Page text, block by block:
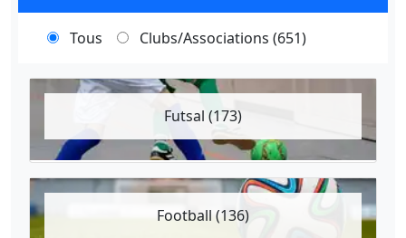
Tous Clubs/Associations (651)
Futsal (173)
Football (136)